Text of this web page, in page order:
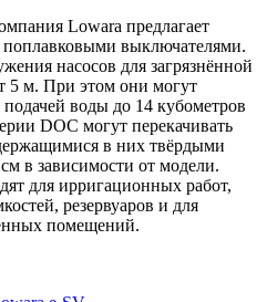
Lowara предлагает
выключателями.
насосов для загрязнённой
5 м. При этом они могут
воды до 14 кубометров
DOC могут перекачивать
в них твёрдыми
в зависимости от модели.
для ирригационных работ,
резервуаров и для
помещений.